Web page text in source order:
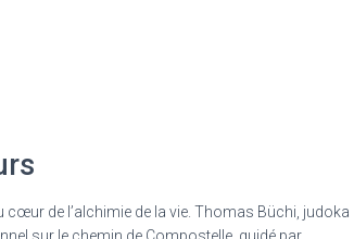
cœur de l’alchimie de la vie. Thomas Büchi, judoka
sur le chemin de Compostelle, guidé par